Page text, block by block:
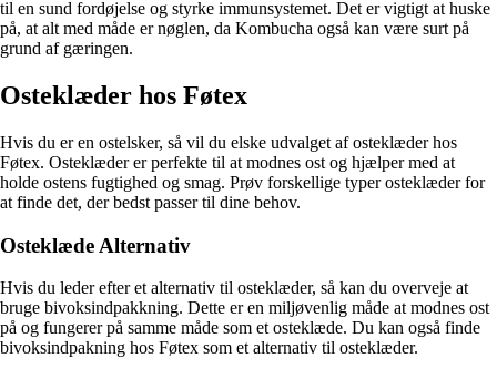
til en sund fordøjelse og styrke immunsystemet. Det er vigtigt at huske
på, at alt med måde er nøglen, da Kombucha også kan være surt på
grund af gæringen.
Osteklæder hos Føtex
Hvis du er en ostelsker, så vil du elske udvalget af osteklæder hos
Føtex. Osteklæder er perfekte til at modnes ost og hjælper med at
holde ostens fugtighed og smag. Prøv forskellige typer osteklæder for
at finde det, der bedst passer til dine behov.
Osteklæde Alternativ
Hvis du leder efter et alternativ til osteklæder, så kan du overveje at
bruge bivoksindpakkning. Dette er en miljøvenlig måde at modnes ost
på og fungerer på samme måde som et osteklæde. Du kan også finde
bivoksindpakning hos Føtex som et alternativ til osteklæder.